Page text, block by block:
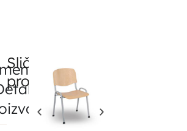
o
Slični
proizvodi